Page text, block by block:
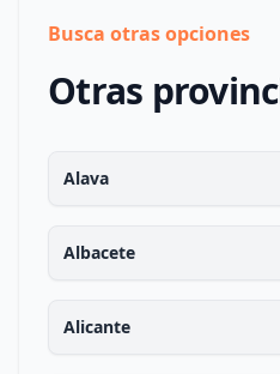
Busca otras opciones
Otras
Alava
Albacete
Alicante